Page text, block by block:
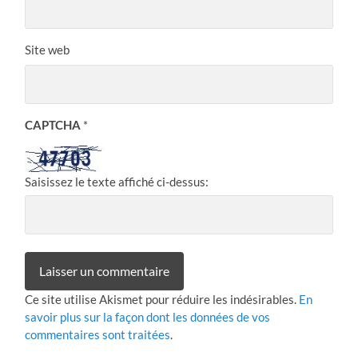
Site web
CAPTCHA *
Saisissez le texte affiché ci-dessus:
Ce site utilise Akismet pour réduire les indésirables. En
savoir plus sur la façon dont les données de vos
commentaires sont traitées.